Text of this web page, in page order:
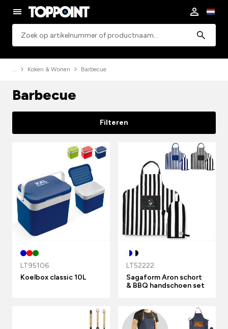
Koken & Wonen Barbecue
Barbecue
Filteren
LT95106
Koelbox classic 10L
LT52222
Sagaform Aron schort
& BBQ handschoen set